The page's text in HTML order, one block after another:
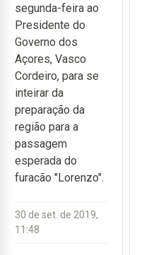
segunda-feira ao
Presidente do
Governo dos
Açores, Vasco
Cordeiro, para se
inteirar da
preparação da
região para a
passagem
esperada do
furacão "Lorenzo".
30 de set. de 2019,
11:48